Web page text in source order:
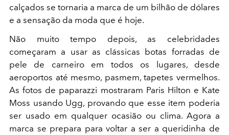
calçados se tornaria a marca de um bilhão de dólares
e a sensação da moda que é hoje.
Não muito tempo depois, as celebridades
começaram a usar as clássicas botas forradas de
pele de carneiro em todos os lugares, desde
aeroportos até mesmo, pasmem, tapetes vermelhos.
As fotos de paparazzi mostraram Paris Hilton e Kate
Moss usando Ugg, provando que esse item poderia
ser usado em qualquer ocasião ou clima. Agora a
marca se prepara para voltar a ser a queridinha de